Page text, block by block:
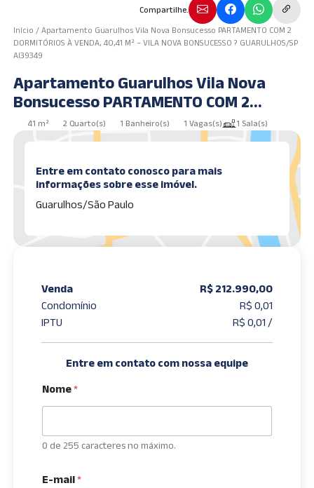
Compartilhe.
Início /Apartamento Guarulhos Vila Nova Bonsucesso PARTAMENTO COM 2
DORMITÓRIOS À VENDA, 40,41 M² – VILA NOVA BONSUCESSO ? GUARULHOS/SP
AI39349
Apartamento Guarulhos Vila Nova
Bonsucesso PARTAMENTO COM 2
DORMITÓRIOS À VENDA, 40,41 M² –
VILA NOVA BONSUCESSO ?
41 m² 2 Quarto(s) 1 Banheiro(s) 1 Vagas(s) 1 Sala(s)
Entre em contato conosco para mais
informações sobre esse imóvel.
Guarulhos/São Paulo
Venda
R$ 212.990,00
Condomínio
R$ 0,01
IPTU
R$ 0,01 /
Entre em contato com nossa equipe
Nome*
0 de 255 caracteres no máximo.
E-mail*